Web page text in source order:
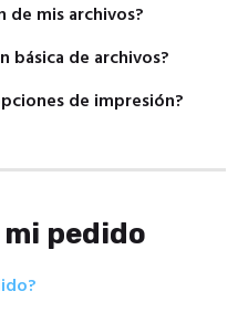
de mis archivos?
básica de archivos?
de impresión?
pedido